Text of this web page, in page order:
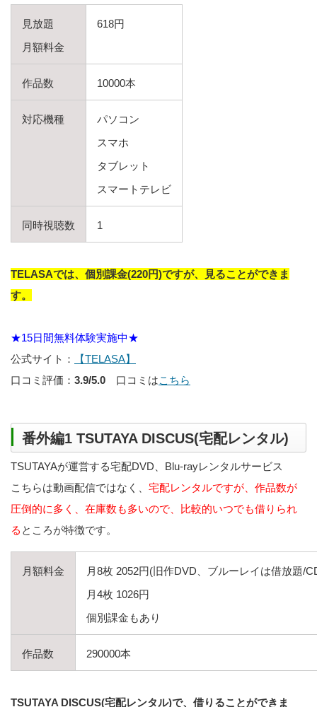
見放題
月額料金
618円
作品数 10000本
対応機種
パソコン
スマホ
タブレット
スマートテレビ
同時視聴数 1
TELASAでは、個別課金(220円)ですが、見ることができま
す。
★15日間無料体験実施中★
公式サイト：
【TELASA】
口コミ評価： 3.9/5.0 口コミはこちら
番外編1 TSUTAYA DISCUS(宅配レンタル)
TSUTAYAが運営する宅配DVD、Blu-rayレンタルサービス
こちらは動画配信ではなく、 宅配レンタルですが、作品数が
圧倒的に多く、在庫数も多いので、比較的いつでも借りられ
る ところが特徴です。
月額料金
月8枚 2052円(旧作DVD、ブルーレイは借放題/
月4枚 1026円
個別課金もあり
作品数 290000本
TSUTAYA DISCUS(宅配レンタル)で、借りることができま